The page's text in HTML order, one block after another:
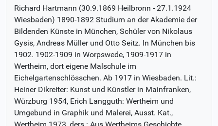
Richard Hartmann (30.9.1869 Heilbronn - 27.1.1924
Wiesbaden) 1890-1892 Studium an der Akademie der
Bildenden Künste in München, Schüler von Nikolaus
Gysis, Andreas Müller und Otto Seitz. In München bis
1902. 1902-1909 in Worpswede, 1909-1917 in
Wertheim, dort eigene Malschule im
Eichelgartenschlösschen. Ab 1917 in Wiesbaden. Lit.:
Heiner Dikreiter: Kunst und Künstler in Mainfranken,
Würzburg 1954, Erich Langguth: Wertheim und
Umgebund in Graphik und Malerei, Ausst. Kat.,